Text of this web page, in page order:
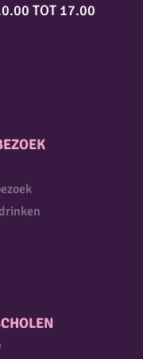
TOT 17.00